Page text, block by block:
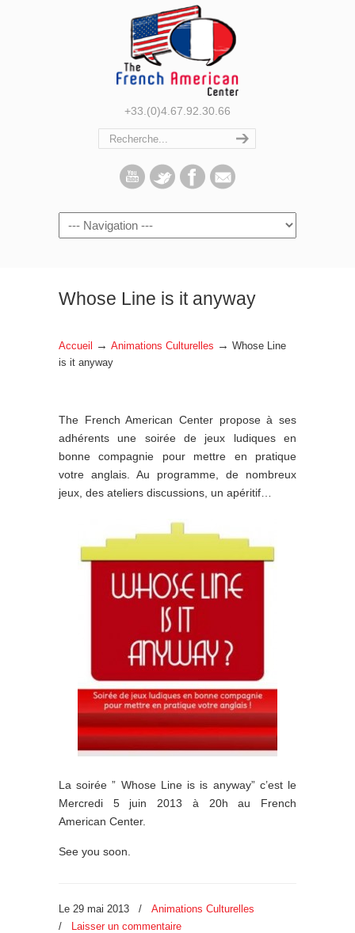
+33.(0)4.67.92.30.66
Navigation
Whose Line is it anyway
Accueil → Animations Culturelles → Whose Line
is it anyway
The French American Center propose à ses
adhérents une soirée de jeux ludiques en
bonne compagnie pour mettre en pratique
votre anglais. Au programme, de nombreux
jeux, des ateliers discussions, un apéritif…
La soirée ” Whose Line is is anyway” c’est le
Mercredi 5 juin 2013 à 20h au French
American Center.
See you soon.
Le 29 mai 2013 /
Animations Culturelles
/
Laisser un commentaire